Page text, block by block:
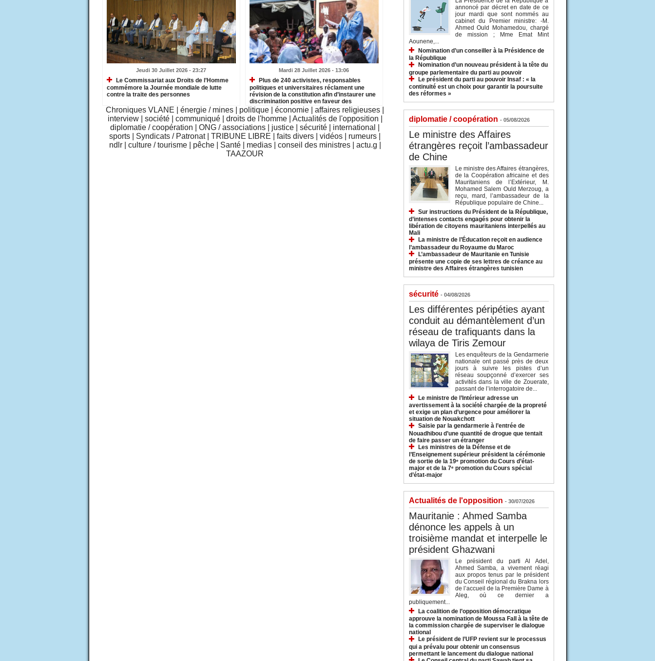
Jeudi 30 Juillet 2026 - 23:27
Le Commissariat aux Droits de l’Homme
commémore la Journée mondiale de lutte
contre la traite des personnes
Mardi 28 Juillet 2026 - 13:06
Plus de 240 activistes, responsables
politiques et universitaires réclament une
révision de la constitution afin d’instaurer une
discrimination positive en faveur des
Haratines
Chroniques VLANE énergie / mines politique économie affaires religieuses
interview
société communiqué droits de l'homme Actualités de l'opposition
diplomatie / coopération
ONG / associations justice sécurité international
sports
Syndicats / Patronat TRIBUNE LIBRE faits divers vidéos rumeurs
ndlr
culture / tourisme pêche Santé medias conseil des ministres actu.g
TAAZOUR
annoncé par décret en date de ce
jour mardi que sont nommés au
cabinet du Premier ministre: -M.
Ahmed Ould Mohamedou, chargé
de mission ; Mme Emat Mint
Aounene,...
Nomination d’un conseiller à la Présidence de
la République
Nomination d’un nouveau président à la tête du
groupe parlementaire du parti au pouvoir
Le président du parti au pouvoir Insaf : « la
continuité est un choix pour garantir la poursuite
des réformes »
diplomatie / coopération - 05/08/2026
Le ministre des Affaires
étrangères reçoit l’ambassadeur
de Chine
Le ministre des Affaires étrangères,
de la Coopération africaine et des
Mauritaniens de l’Extérieur, M.
Mohamed Salem Ould Merzoug, a
reçu, mard, l’ambassadeur de la
République populaire de Chine...
Sur instructions du Président de la République,
d’intenses contacts engagés pour obtenir la
libération de citoyens mauritaniens interpellés au
Mali
La ministre de l’Éducation reçoit en audience
l’ambassadeur du Royaume du Maroc
L’ambassadeur de Mauritanie en Tunisie
présente une copie de ses lettres de créance au
ministre des Affaires étrangères tunisien
sécurité - 04/08/2026
Les différentes péripéties ayant
conduit au démantèlement d’un
réseau de trafiquants dans la
wilaya de Tiris Zemour
Les enquêteurs de la Gendarmerie
nationale ont passé près de deux
jours à suivre les pistes d’un
réseau soupçonné d’exercer ses
activités dans la ville de Zouerate,
passant de l’interrogatoire de...
Le ministre de l’Intérieur adresse un
avertissement à la société chargée de la propreté
et exige un plan d’urgence pour améliorer la
situation de Nouakchott
Saisie par la gendarmerie à l’entrée de
Nouadhibou d’une quantité de drogue que tentait
de faire passer un étranger
Les ministres de la Défense et de
l’Enseignement supérieur président la cérémonie
de sortie de la 19ᵉ promotion du Cours d’état-
major et de la 7ᵉ promotion du Cours spécial
d’état-major
Actualités de l'opposition - 30/07/2026
Mauritanie : Ahmed Samba
dénonce les appels à un
troisième mandat et interpelle le
président Ghazwani
Le président du parti Al Adel,
Ahmed Samba, a vivement réagi
aux propos tenus par le président
du Conseil régional du Brakna lors
de l’accueil de la Première Dame à
Aleg, où ce dernier a
publiquement...
La coalition de l’opposition démocratique
approuve la nomination de Moussa Fall à la tête de
la commission chargée de superviser le dialogue
national
Le président de l’UFP revient sur le processus
qui a prévalu pour obtenir un consensus
permettant le lancement du dialogue national